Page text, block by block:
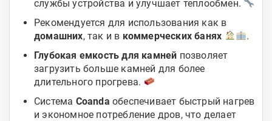
службы устройства и улучшает теплообмен.
Рекомендуется для использования как в
домашних, так и в коммерческих банях
.
Глубокая емкость для камней позволяет
загрузить больше камней для более
длительного прогрева.
Система Coanda обеспечивает быстрый нагрев
и экономное потребление дров, что делает